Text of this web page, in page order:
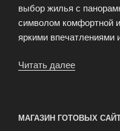
выбор жилья с
символом комфортной
яркими впечатлениями
Читать далее
зачем
МАГАЗИН ГОТОВЫХ